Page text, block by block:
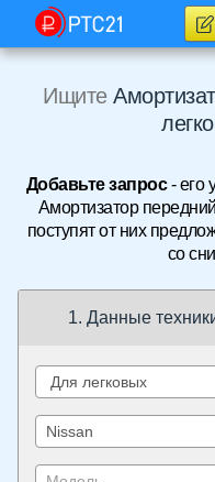
Ищите
Добавьте запрос- его
Амортизатор
поступят от них
со
1. Данные